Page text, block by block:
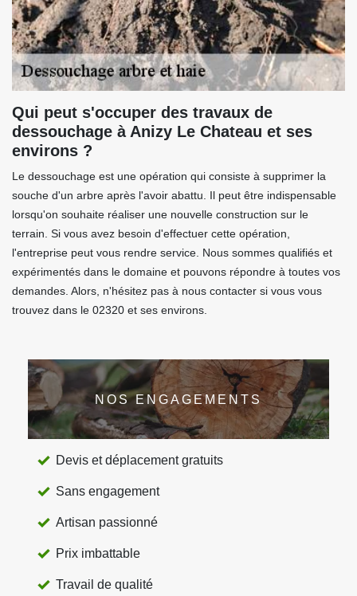
Qui peut s'occuper des travaux de
dessouchage à Anizy Le Chateau et ses
environs ?
Le dessouchage est une opération qui consiste à supprimer la
souche d'un arbre après l'avoir abattu. Il peut être indispensable
lorsqu'on souhaite réaliser une nouvelle construction sur le
terrain. Si vous avez besoin d'effectuer cette opération,
l'entreprise peut vous rendre service. Nous sommes qualifiés et
expérimentés dans le domaine et pouvons répondre à toutes vos
demandes. Alors, n'hésitez pas à nous contacter si vous vous
trouvez dans le 02320 et ses environs.
NOS ENGAGEMENTS
Devis et déplacement gratuits
Sans engagement
Artisan passionné
Prix imbattable
Travail de qualité